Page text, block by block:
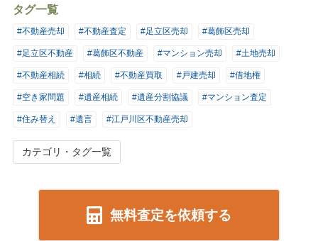
タグ一覧
#不動産売却 #不動産査定 #足立区売却 #葛飾区売却
#足立区不動産 #葛飾区不動産 #マンション売却 #土地売却
#不動産相続 #相続 #不動産買取 #戸建売却 #借地権
#空き家問題 #遺産相続 #遺産分割協議 #マンション査定
#住み替え #遺言 #江戸川区不動産売却
カテゴリ・タグ一覧
無料査定を依頼する